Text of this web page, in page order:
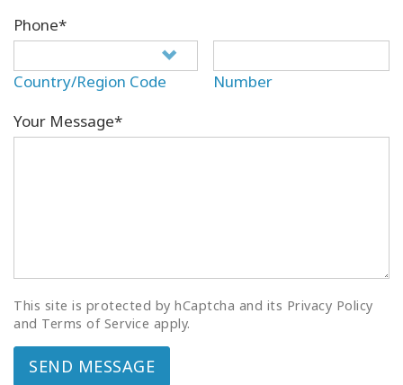
Phone*
Country/Region Code
Number
Your Message*
This site is protected by hCaptcha and its Privacy Policy
and Terms of Service apply.
SEND MESSAGE